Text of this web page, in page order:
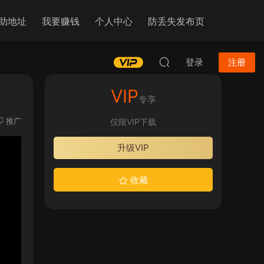
地址 我要赚钱 个人中心 防丢失发布页
登录 注册
推广
VIP专享
仅限VIP下载
升级VIP
收藏